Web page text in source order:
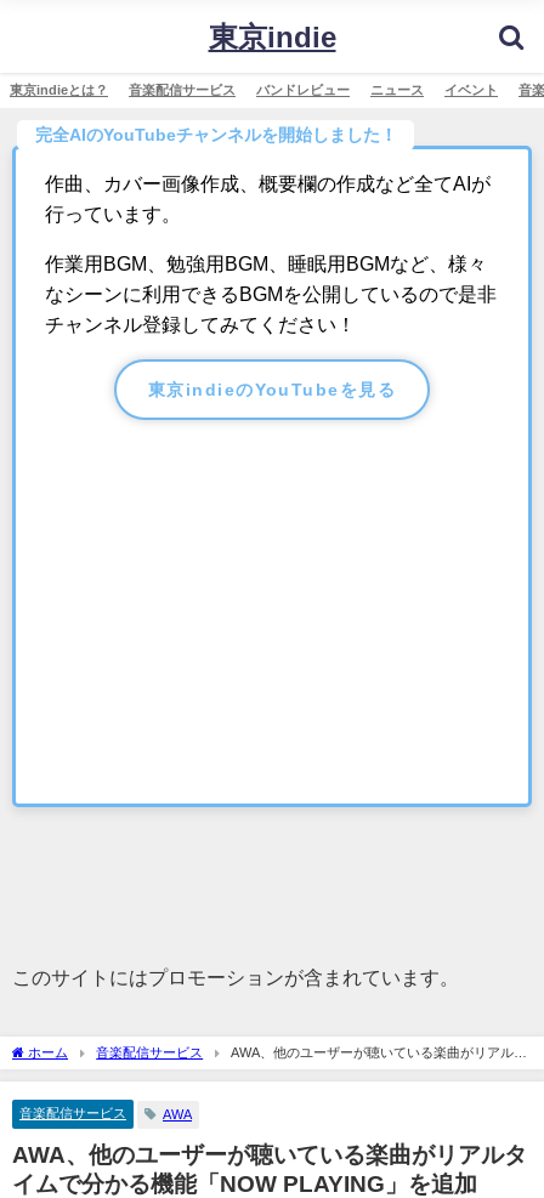
東京indie
東京indieとは？ 音楽配信サービス バンドレビュー ニュース イベント 音
完全AIのYouTubeチャンネルを開始しました！
作曲、カバー画像作成、概要欄の作成など全てAIが
行っています。
作業用BGM、勉強用BGM、睡眠用BGMなど、様々
なシーンに利用できるBGMを公開しているので是非
チャンネル登録してみてください！
東京indieのYouTubeを見る
このサイトにはプロモーションが含まれています。
ホーム 音楽配信サービス
AWA、他のユーザーが聴いている楽曲がリアルタ
イムで分かる機能「NOW PLAYING」を追加
音楽配信サービス AWA
AWA、他のユーザーが聴いている楽曲がリアルタ
イムで分かる機能「NOW PLAYING」を追加